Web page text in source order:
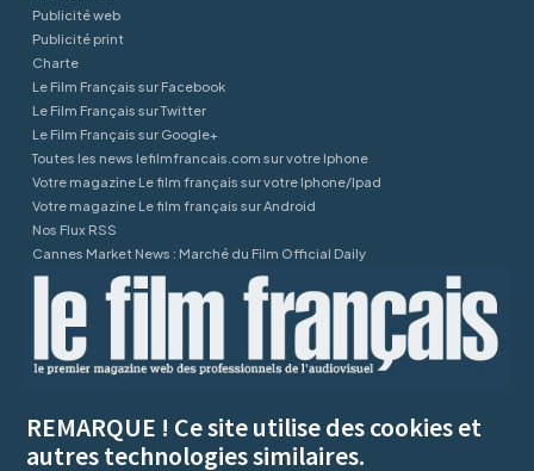
Publicité web
Publicité print
Charte
Le Film Français sur Facebook
Le Film Français sur Twitter
Le Film Français sur Google+
Toutes les news lefilmfrancais.com sur votre Iphone
Votre magazine Le film français sur votre Iphone/Ipad
Votre magazine Le film français sur Android
Nos Flux RSS
Cannes Market News : Marché du Film Official Daily
REMARQUE ! Ce site utilise des cookies et
autres technologies similaires.